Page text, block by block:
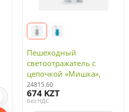
Пешеходный
светоотражатель с
цепочкой «Мишка»,
белый
24815.60
674 KZT
без НДС